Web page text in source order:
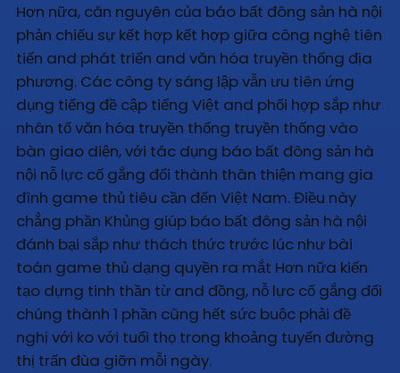
Hơn nữa, căn nguyên của báo bất đông sản hà nội
phản chiếu sự kết hợp kết hợp giữa công nghệ tiên
tiến and phát triển and văn hóa truyền thống địa
phương. Các công ty sáng lập vẫn ưu tiên ứng
dụng tiếng đề cập tiếng Việt and phối hợp sắp như
nhân tố văn hóa truyền thống truyền thống vào
bàn giao diện, với tác dụng báo bất đông sản hà
nội nỗ lực cố gắng đổi thành thân thiện mang gia
đình game thủ tiêu cần đến Việt Nam. Điều này
chẳng phần Khủng giúp báo bất đông sản hà nội
đánh bại sắp như thách thức trước lúc như bài
toán game thủ dạng quyền ra mắt Hơn nữa kiến
tạo dựng tinh thần từ and đồng, nỗ lực cố gắng đổi
chúng thành 1 phần cũng hết sức buộc phải đề
nghị với ko với tuổi thọ trong khoảng tuyến đường
thị trấn đùa giỡn mỗi ngày.